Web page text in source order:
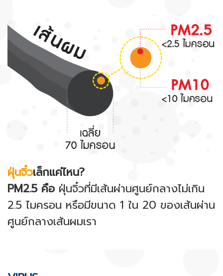
ฝุ่นจิ๋วเล็กแค่ไหน?
PM2.5 คือฝุ่นจิ๋วที่มีเส้นผ่านศูนย์กลางไม่เกิน
2.5 ไมครอน หรือมีขนาด 1 ใน 20 ของเส้นผ่าน
ศูนย์กลางเส้นผมเรา